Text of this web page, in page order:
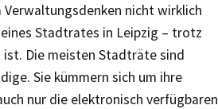
Verwaltungsdenken nicht wirklich
Stadtrates in Leipzig – trotz
ist. Die meisten Stadträte sind
Sie kümmern sich um ihre
nur die elektronisch verfügbaren